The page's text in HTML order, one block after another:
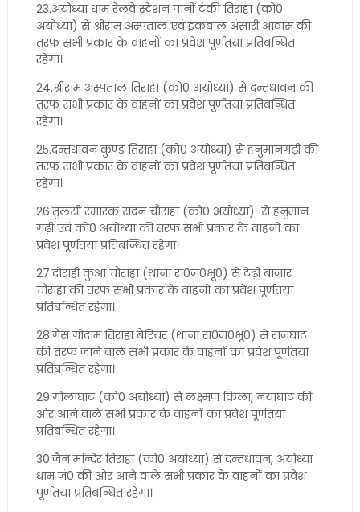
23.अयोध्या धाम रेलवे स्टेशन पानीं टंकी तिराहा (को0
अयोध्या) से श्रीराम अस्पताल एवं इकबाल अंसारी आवास की
तरफ सभी प्रकार के वाहनों का प्रवेश पूर्णतया प्रतिबन्धित
रहेगा।
24.श्रीराम अस्पताल तिराहा (को0 अयोध्या) से दन्तधावन की
तरफ सभी प्रकार के वाहनों का प्रवेश पूर्णतया प्रतिबन्धित
रहेगा।
25.दन्तधावन कुण्ड तिराहा (को0 अयोध्या) से हनुमानगढ़ी की
तरफ सभी प्रकार के वाहनों का प्रवेश पूर्णतया प्रतिबन्धित
रहेगा।
26.तुलसी स्मारक सदन चौराहा (को0 अयोध्या) से हनुमान
गढ़ी एवं को0 अयोध्या की तरफ सभी प्रकार के वाहनों का
प्रवेश पूर्णतया प्रतिबन्धित रहेगा।
27.दोराही कुंआ चौराहा (थाना रा0ज0भू0) से टेढ़ी बाजार
चौराहा की तरफ सभी प्रकार के वाहनों का प्रवेश पूर्णतया
प्रतिबन्धित रहेगा।
28.गैस गोदाम तिराहा बैरियर (थाना रा0ज0भू0) से राजघाट
की तरफ जाने वाले सभी प्रकार के वाहनों का प्रवेश पूर्णतया
प्रतिबन्धित रहेगा।
29.गोलाघाट (को0 अयोध्या) से लक्ष्मण किला, नयाघाट की
ओर आने वाले सभी प्रकार के वाहनों का प्रवेश पूर्णतया
प्रतिबन्धित रहेगा।
30.जैन मन्दिर तिराहा (को0 अयोध्या) से दन्तधावन, अयोध्या
धाम जं0 की ओर आने वाले सभी प्रकार के वाहनों का प्रवेश
पूर्णतया प्रतिबन्धित रहेगा।